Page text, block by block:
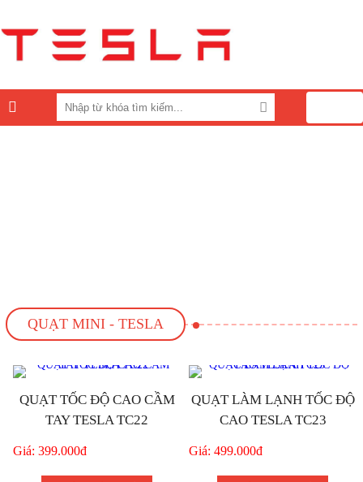
QUẠT MINI - TESLA
QUẠT TỐC ĐỘ CAO CẦM
TAY TESLA TC22
Giá: 399.000đ
QUẠT LÀM LẠNH TỐC ĐỘ
CAO TESLA TC23
Giá: 499.000đ